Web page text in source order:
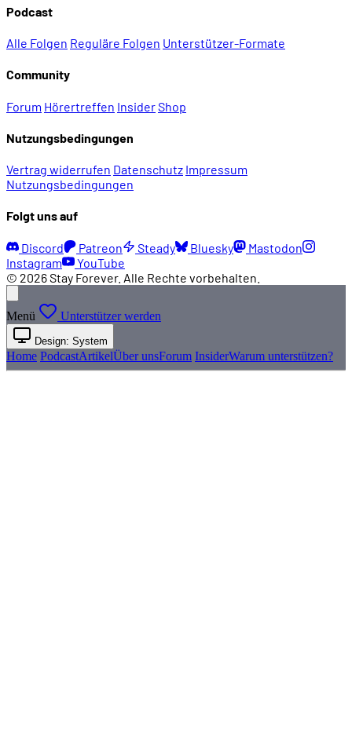
Podcast
Alle Folgen Reguläre Folgen Unterstützer-Formate
Community
Forum Hörertreffen InsiderShop
Nutzungsbedingungen
Vertrag widerrufen Datenschutz Impressum
Nutzungsbedingungen
Folgt uns auf
Discord Patreon Steady Bluesky
Mastodon
Instagram
YouTube
© 2026 Stay Forever. Alle Rechte vorbehalten.
Menü Unterstützer werden
Design: System
Home PodcastArtikelÜber unsForum InsiderWarum unterstützen?